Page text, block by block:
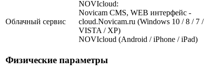
Облачный сервис
NOVIcloud:
Novicam CMS, WEB интерфейс -
cloud.Novicam.ru (Windows 10 / 8 / 7 /
VISTA / XP)
NOVIcloud (Android / iPhone / iPad)
Физические параметры